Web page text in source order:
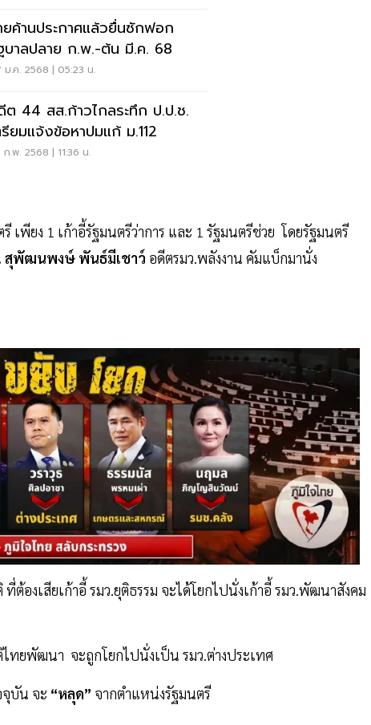
ยค้านประกาศแล้วยื่นซักฟอก
บาลปลาย ก.พ.-ต้น มี.ค. 68
ม.ค. 2568 | 05:23 น.
ต 44 สส.ก้าวไกลระทึก ป.ป.ช.
รียมแจ้งข้อหาปมแก้ ม.112
ก.พ. 2568 | 11:36 น.
เพียง 1 เก้าอี้รัฐมนตรีว่าการ และ 1 รัฐมนตรีช่วย โดยรัฐมนตรี
สุพัฒนพงษ์ พันธ์มีเชาว์ อดีตรมว.พลังงาน คัมแบ็กมานั่ง
ต้องเสียเก้าอี้ รมว.ยุติธรรม จะได้โยกไปนั่งเก้าอี้ รมว.พัฒนาสังคม
ทยพัฒนา จะถูกโยกไปนั่งเป็น รมว.ต่างประเทศ
จุบัน จะ “หลุด” จากตำแหน่งรัฐมนตรี